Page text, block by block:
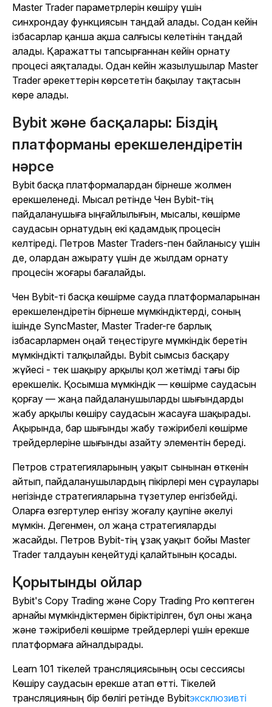
Master Trader параметрлерін көшіру үшін
синхрондау функциясын таңдай алады. Содан кейін
ізбасарлар қанша ақша салғысы келетінін таңдай
алады. Қаражатты тапсырғаннан кейін орнату
процесі аяқталады. Одан кейін жазылушылар Master
Trader әрекеттерін көрсететін бақылау тақтасын
көре алады.
Bybit және басқалары: Біздің
платформаны ерекшелендіретін
нәрсе
Bybit басқа платформалардан бірнеше жолмен
ерекшеленеді. Мысал ретінде Чен Bybit-тің
пайдаланушыға ыңғайлылығын, мысалы, көшірме
саудасын орнатудың екі қадамдық процесін
келтіреді. Петров Master Traders-пен байланысу үшін
де, олардан ажырату үшін де жылдам орнату
процесін жоғары бағалайды.
Чен Bybit-ті басқа көшірме сауда платформаларынан
ерекшелендіретін бірнеше мүмкіндіктерді, соның
ішінде SyncMaster, Master Trader-ге барлық
ізбасарлармен оңай теңестіруге мүмкіндік беретін
мүмкіндікті талқылайды. Bybit сымсыз басқару
жүйесі - тек шақыру арқылы қол жетімді тағы бір
ерекшелік. Қосымша мүмкіндік — көшірме саудасын
қорғау — жаңа пайдаланушыларды шығындарды
жабу арқылы көшіру саудасын жасауға шақырады.
Ақырында, бар шығынды жабу тәжірибелі көшірме
трейдерлеріне шығынды азайту элементін береді.
Петров стратегияларының уақыт сынынан өткенін
айтып, пайдаланушылардың пікірлері мен сұраулары
негізінде стратегияларына түзетулер енгізбейді.
Оларға өзгертулер енгізу жоғалу қаупіне әкелуі
мүмкін. Дегенмен, ол жаңа стратегияларды
жасайды. Петров Bybit-тің ұзақ уақыт бойы Master
Trader талдауын кеңейтуді қалайтынын қосады.
Қорытынды ойлар
Bybit's Copy Trading және Copy Trading Pro көптеген
арнайы мүмкіндіктермен біріктірілген, бұл оны жаңа
және тәжірибелі көшірме трейдерлері үшін ерекше
платформаға айналдырады.
Learn 101 тікелей трансляциясының осы сессиясы
Көшіру саудасын ерекше атап өтті. Тікелей
трансляцияның бір бөлігі ретінде Bybitэксклюзивті